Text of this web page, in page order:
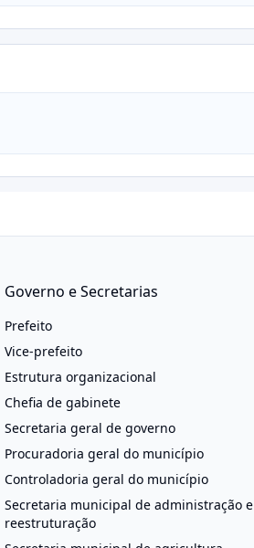
Governo e Secretarias
Prefeito
Vice-prefeito
Estrutura organizacional
Chefia de gabinete
Secretaria geral de governo
Procuradoria geral do município
Controladoria geral do município
Secretaria municipal de administração e
reestruturação